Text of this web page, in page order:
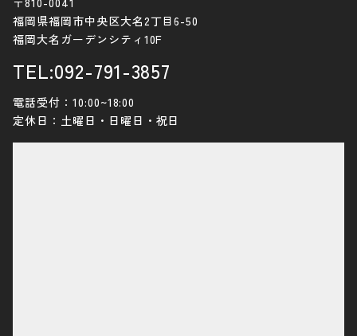
福岡県福岡市中央区大名2丁目6-50
福岡大名ガーデンシティ10F
TEL:092-791-3857
電話受付：10:00~18:00
定休日：土曜日・日曜日・祝日